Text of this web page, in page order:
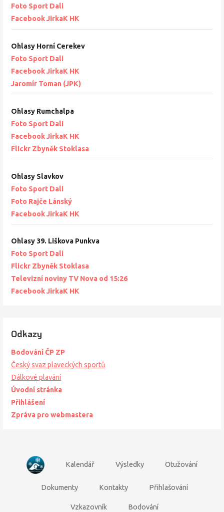
Foto Sport Dali
Facebook JirkaK HK
Ohlasy Horní Cerekev
Foto Sport Dali
Facebook JirkaK HK
Jaromír Toman (JPK)
Ohlasy Rumchalpa
Foto Sport Dali
Facebook JirkaK HK
Flickr Zbyněk Stoklasa
Ohlasy Slavkov
Foto Sport Dali
Foto Rajče Lánský
Facebook JirkaK HK
Ohlasy 39. Liškova Punkva
Foto Sport Dali
Flickr Zbyněk Stoklasa
Televizní noviny TV Nova od 15:26
Facebook JirkaK HK
Odkazy
Bodování ČP ZP
Český svaz plaveckých sportů
Dálkové plavání
Úvodní stránka
Přihlášení
Zpráva pro webmastera
Kalendář Výsledky Otužování
Dokumenty Kontakty Přihlašování
Vzkazovník Bodování